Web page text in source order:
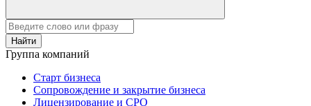
Найти
Группа компаний
Старт бизнеса
Сопровождение и закрытие бизнеса
Лицензирование и СРО